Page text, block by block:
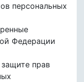
персональных
Федерации
прав